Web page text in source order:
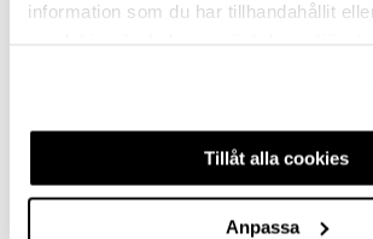
information som du har tillhandahållit
Tillåt alla cookies
Anpassa
SPECIFIKATION